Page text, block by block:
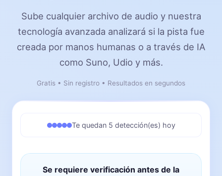
Sube cualquier archivo de audio y nuestra
tecnología avanzada analizará si la pista fue
creada por manos humanas o a través de IA
como Suno, Udio y más.
Gratis • Sin registro • Resultados en segundos
Te quedan 5 detección(es) hoy
Se requiere verificación antes de la